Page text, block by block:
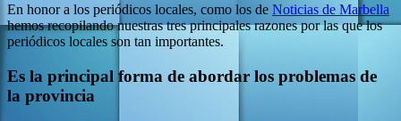
En honor a los periódicos locales, como los de Noticias de Marbella
hemos recopilando nuestras tres principales razones por las que los
periódicos locales son tan importantes.
Es la principal forma de abordar los problemas de
la provincia